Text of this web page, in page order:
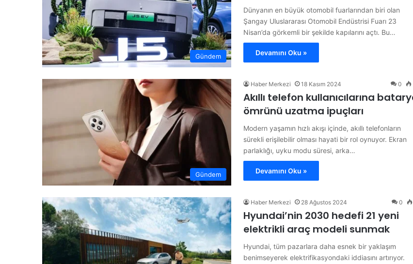
Gündem
Dünyanın en büyük otomobil fuarlarından biri olan
Şangay Uluslararası Otomobil Endüstrisi Fuarı 23
Nisan’da görkemli bir şekilde kapılarını açtı. Bu…
Devamını Oku »
Gündem
Haber Merkezi 18 Kasım 2024 0
Akıllı telefon kullanıcılarına
ömrünü uzatma ipuçları
Modern yaşamın hızlı akışı içinde, akıllı telefonların
sürekli erişilebilir olması hayati bir rol oynuyor. Ekran
parlaklığı, uyku modu süresi, arka…
Devamını Oku »
Haber Merkezi 28 Ağustos 2024 0
Hyundai’nin 2030 hedefi 21 yeni
elektrikli araç modeli sunmak
Hyundai, tüm pazarlara daha esnek bir yaklaşım
benimseyerek elektrifikasyondaki iddiasını artırıyor.